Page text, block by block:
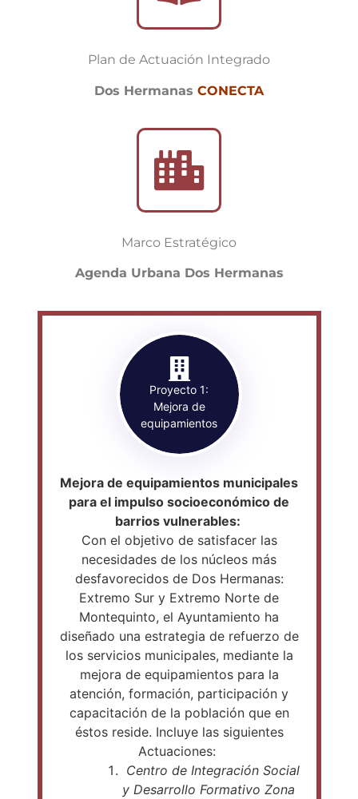
Plan de Actuación Integrado
Dos Hermanas CONECTA
Marco Estratégico
Agenda Urbana Dos Hermanas
Proyecto 1:
Mejora de
equipamientos
Mejora de equipamientos municipales
para el impulso socioeconómico de
barrios vulnerables:
Con el objetivo de satisfacer las
necesidades de los núcleos más
desfavorecidos de Dos Hermanas:
Extremo Sur y Extremo Norte de
Montequinto, el Ayuntamiento ha
diseñado una estrategia de refuerzo de
los servicios municipales, mediante la
mejora de equipamientos para la
atención, formación, participación y
capacitación de la población que en
éstos reside. Incluye las siguientes
Actuaciones:
Centro de Integración Social
y Desarrollo Formativo Zona